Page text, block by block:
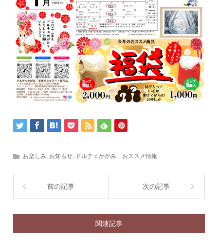
お楽しみ, お知らせ, ドルチェかがみ おススメ情報
前の記事 次の記事
関連記事